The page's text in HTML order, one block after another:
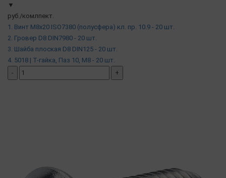
▼
руб./комлпект.
1. Винт М8х20 ISO7380 (полусфера) кл. пр. 10.9 - 20 шт.
2. Гровер D8 DIN7980 - 20 шт.
3. Шайба плоская D8 DIN125 - 20 шт.
4. 5018 | Т-гайка, Паз 10, М8 - 20 шт.
-
+